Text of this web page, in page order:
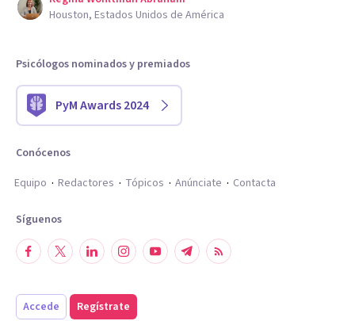
Houston, Estados Unidos de América
Psicólogos nominados y premiados
PyM Awards 2024
Conócenos
Equipo
Redactores Tópicos Anúnciate Contacta
Síguenos
Accede Regístrate